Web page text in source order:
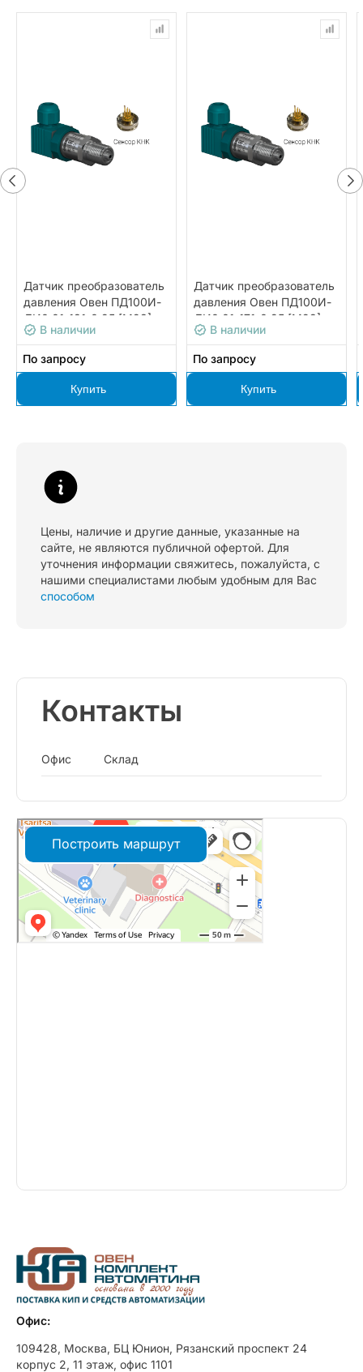
Датчик преобразователь
давления Овен ПД100И-
ДИ0,01-181-0,25 [М23]
В наличии
По запросу
Купить
Датчик преобразователь
давления Овен ПД100И-
ДИ0,01-171-0,25 [М23]
В наличии
По запросу
Купить
Цены, наличие и другие данные, указанные на
сайте, не являются публичной офертой. Для
уточнения информации свяжитесь, пожалуйста, с
нашими специалистами любым удобным для Вас
способом
Контакты
Офис Склад
Построить маршрут
Офис:
109428, Москва, БЦ Юнион, Рязанский проспект 24
корпус 2, 11 этаж, офис 1101